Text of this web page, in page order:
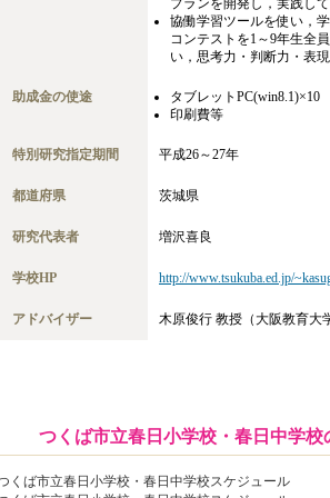
プランを開発し，実践して
協働学習ツールを使い，
コンテストを1～9年生全
い，思考力・判断力・表現
助成金の使途
タブレットPC(win8.1)×10
印刷費等
特別研究指定期間 平成26～27年
都道府県 茨城県
研究代表者 増沢喜良
学校HP http://www.tsukuba.ed.jp/
アドバイザー 木原俊行 教授（大阪教育大
つくば市立春日小学校・春日中学校